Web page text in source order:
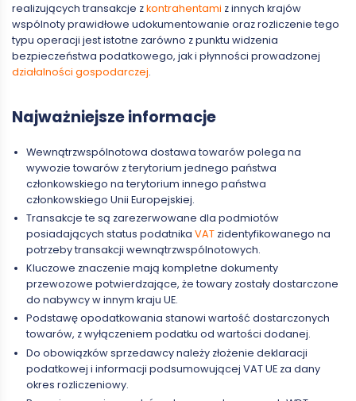
realizujących transakcje zkontrahentami z innych krajów
wspólnoty prawidłowe udokumentowanie oraz rozliczenie tego
typu operacji jest istotne zarówno z punktu widzenia
bezpieczeństwa podatkowego, jak i płynności prowadzonej
działalności gospodarczej.
Najważniejsze informacje
Wewnątrzwspólnotowa dostawa towarów polega na
wywozie towarów z terytorium jednego państwa
członkowskiego na terytorium innego państwa
członkowskiego Unii Europejskiej.
Transakcje te są zarezerwowane dla podmiotów
posiadających status podatnika VATzidentyfikowanego na
potrzeby transakcji wewnątrzwspólnotowych.
Kluczowe znaczenie mają kompletne dokumenty
przewozowe potwierdzające, że towary zostały dostarczone
do nabywcy w innym kraju UE.
Podstawę opodatkowania stanowi wartość dostarczonych
towarów, z wyłączeniem podatku od wartości dodanej.
Do obowiązków sprzedawcy należy złożenie deklaracji
podatkowej i informacji podsumowującej VAT UE za dany
okres rozliczeniowy.